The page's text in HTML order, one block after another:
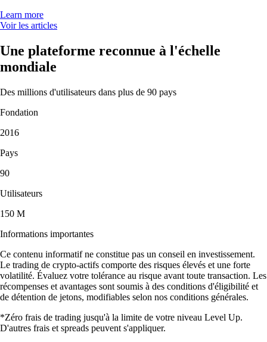
Learn more
Voir les articles
Une plateforme reconnue à l'échelle
mondiale
Des millions d'utilisateurs dans plus de 90 pays
Fondation
2016
Pays
90
Utilisateurs
150 M
Informations importantes
Ce contenu informatif ne constitue pas un conseil en investissement.
Le trading de crypto-actifs comporte des risques élevés et une forte
volatilité. Évaluez votre tolérance au risque avant toute transaction. Les
récompenses et avantages sont soumis à des conditions d'éligibilité et
de détention de jetons, modifiables selon nos conditions générales.
*Zéro frais de trading jusqu'à la limite de votre niveau Level Up.
D'autres frais et spreads peuvent s'appliquer.